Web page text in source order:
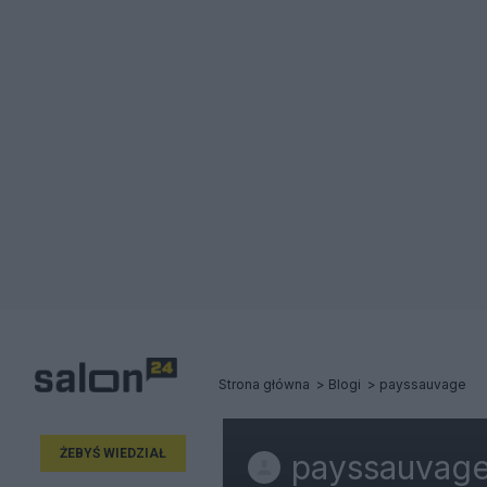
Strona główna Blogi payssauvage
ŻEBYŚ WIEDZIAŁ